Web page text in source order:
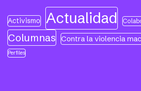
Activismo Actualidad
Columnas Contra la violencia
Perfiles